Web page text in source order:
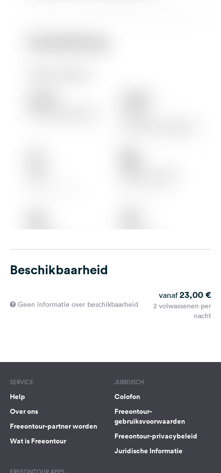
Beschikbaarheid
Geen informatie over beschikbaarheid
vanaf 23,00 €
2 volwassenen per
nacht
SERVICE
Help
Over ons
Freeontour-partner worden
Wat is Freeontour
JURIDISCH
Colofon
Freeontour-
gebruiksvoorwaarden
Freeontour-privacybeleid
Juridische Informatie